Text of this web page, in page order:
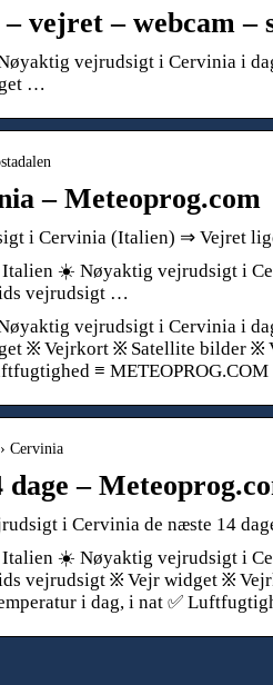
vejret – webcam –
vejrudsigt i Cervinia i
…
– Meteoprog.com
i Cervinia (Italien) ⇒ Vejret
☀️ Nøyaktig vejrudsigt i
vejrudsigt …
vejrudsigt i Cervinia i
፠ Vejrkort ፠ Satellite bilder ፠
≡ METEOPROG.COM
Cervinia
–
i Cervinia de næste 14
☀️ Nøyaktig vejrudsigt i
vejrudsigt ፠ Vejr widget ፠
i dag, i nat ✅